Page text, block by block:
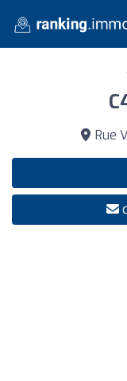
Rue